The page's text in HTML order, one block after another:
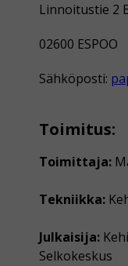
Linnoitustie 2
02600 ESPOO
Sähköposti:
Toimitus:
Toimittaja:
Tekniikka:
Julkaisija:
Selkokeskus